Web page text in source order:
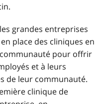
grandes entreprises
place des cliniques en
pour offrir
et à leurs
de leur communauté.
clinique de